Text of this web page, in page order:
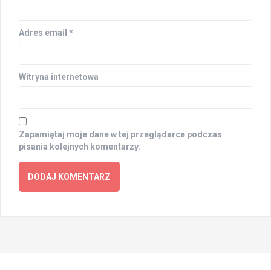
Adres email *
Witryna internetowa
Zapamiętaj moje dane w tej przeglądarce podczas
pisania kolejnych komentarzy.